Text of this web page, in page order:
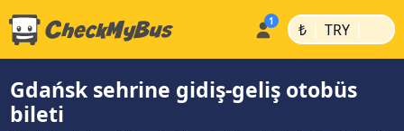
₺ | TRY |
Gdańsk sehrine gidiş-geliş otobüs
bileti